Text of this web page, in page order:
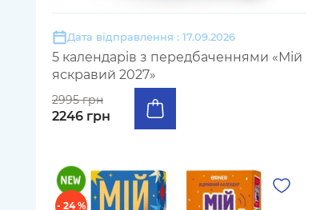
Дата відправлення : 17.09.2026
5 календарів з передбаченнями «Мій
яскравий 2027»
2995 грн
2246 грн
- 24 %